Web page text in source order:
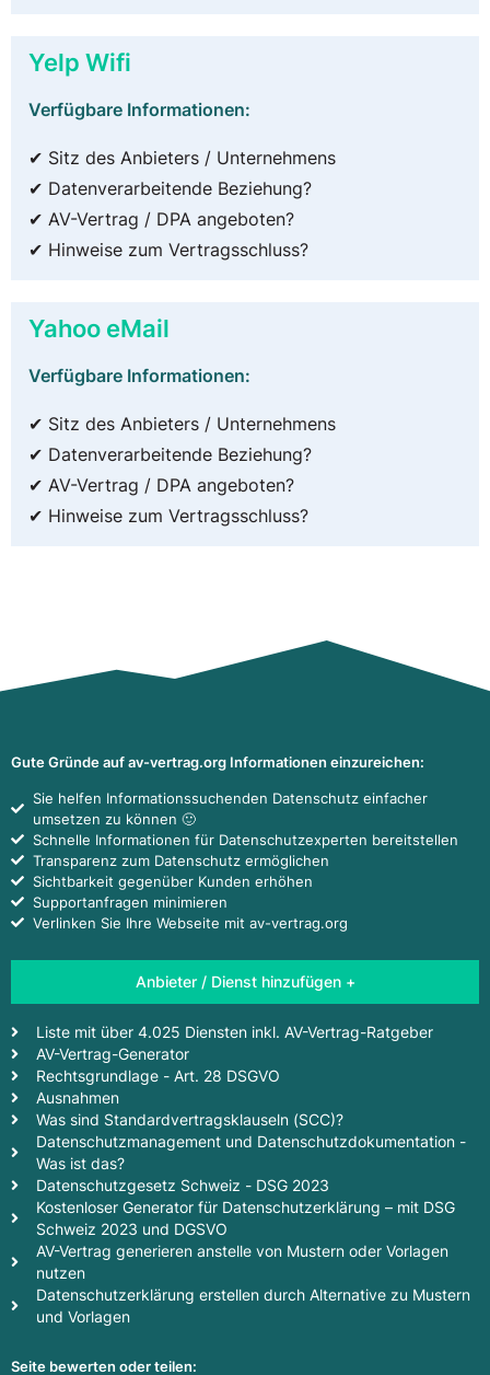
Yelp Wifi
Verfügbare Informationen:
✔ Sitz des Anbieters / Unternehmens
✔ Datenverarbeitende Beziehung?
✔ AV-Vertrag / DPA angeboten?
✔ Hinweise zum Vertragsschluss?
Yahoo eMail
Verfügbare Informationen:
✔ Sitz des Anbieters / Unternehmens
✔ Datenverarbeitende Beziehung?
✔ AV-Vertrag / DPA angeboten?
✔ Hinweise zum Vertragsschluss?
Gute Gründe auf av-vertrag.org Informationen einzureichen:
Sie helfen Informationssuchenden Datenschutz einfacher
umsetzen zu können 🙂
Schnelle Informationen für Datenschutzexperten bereitstellen
Transparenz zum Datenschutz ermöglichen
Sichtbarkeit gegenüber Kunden erhöhen
Supportanfragen minimieren
Verlinken Sie Ihre Webseite mit av-vertrag.org
Anbieter / Dienst hinzufügen +
Liste mit über 4.025 Diensten inkl. AV-Vertrag-Ratgeber
AV-Vertrag-Generator
Rechtsgrundlage - Art. 28 DSGVO
Ausnahmen
Was sind Standardvertragsklauseln (SCC)?
Datenschutzmanagement und Datenschutzdokumentation -
Was ist das?
Datenschutzgesetz Schweiz - DSG 2023
Kostenloser Generator für Datenschutzerklärung – mit DSG
Schweiz 2023 und DGSVO
AV-Vertrag generieren anstelle von Mustern oder Vorlagen
nutzen
Datenschutzerklärung erstellen durch Alternative zu Mustern
und Vorlagen
Seite bewerten oder teilen: